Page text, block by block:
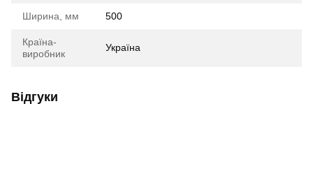
Ширина, мм 500
Країна-
виробник
Україна
Відгуки